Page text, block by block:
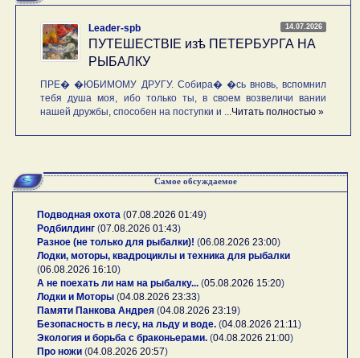
14.07.2026
Leader-spb
ПУТЕШЕСТВIE изѣ ПЕТЕРБУРГА НА
РЫБАЛКУ
ПРЕ� �ЮБИМОМУ ДРУГУ. Собира� �сь вновь, вспомнил
тебя душа моя, ибо только ты, в своем возвеличи вании
нашей дружбы, способен на поступки и ... Читать полностью »
Самое обсуждаемое
Подводная охота (07.08.2026 01:49)
Родбилдинг (07.08.2026 01:43)
Разное (не только для рыбалки)! (06.08.2026 23:00)
Лодки, моторы, квадроциклы и техника для рыбалки
(06.08.2026 16:10)
А не поехать ли нам на рыбалку... (05.08.2026 15:20)
Лодки и Моторы (04.08.2026 23:33)
Памяти Панкова Андрея (04.08.2026 23:19)
Безопасность в лесу, на льду и воде. (04.08.2026 21:11 )
Экология и борьба с браконьерами. (04.08.2026 21:00)
Про ножи (04.08.2026 20:57)